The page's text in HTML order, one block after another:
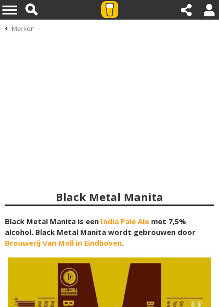
Merken
Black Metal Manita
Black Metal Manita is een India Pale Ale met 7,5%
alcohol. Black Metal Manita wordt gebrouwen door
Brouwerij Van Moll in Eindhoven.